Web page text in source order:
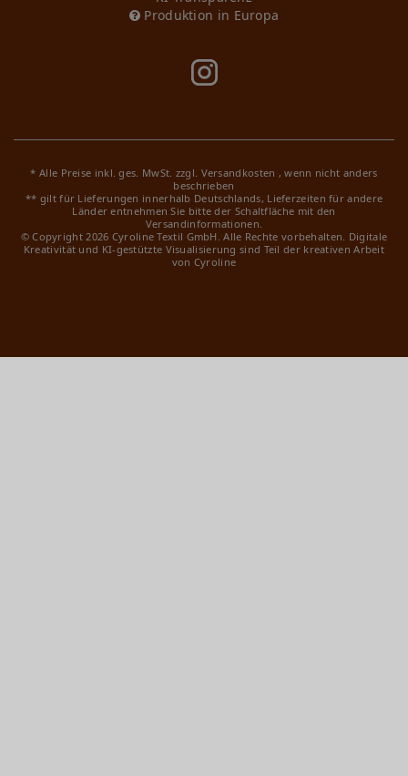
Produktion in Europa
* Alle Preise inkl. ges. MwSt. zzgl. Versandkosten , wenn nicht anders
beschrieben
** gilt für Lieferungen innerhalb Deutschlands, Lieferzeiten für andere
Länder entnehmen Sie bitte der Schaltfläche mit den
Versandinformationen.
© Copyright 2026 Cyroline Textil GmbH. Alle Rechte vorbehalten. Digitale
Kreativität und KI-gestützte Visualisierung sind Teil der kreativen Arbeit
von Cyroline